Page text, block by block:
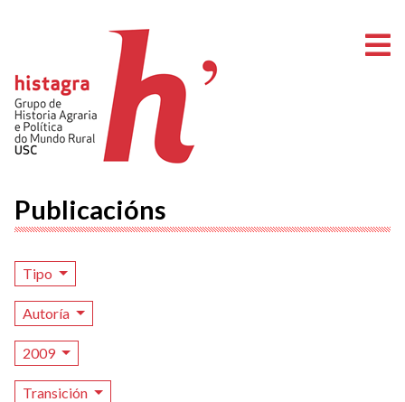
Publicacións
Tipo
Autoría
2009
Transición